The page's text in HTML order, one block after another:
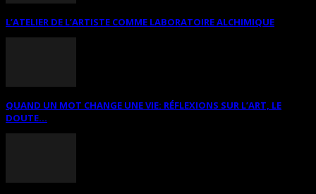
L’ATELIER DE L’ARTISTE COMME LABORATOIRE ALCHIMIQUE
QUAND UN MOT CHANGE UNE VIE: RÉFLEXIONS SUR L’ART, LE
DOUTE...